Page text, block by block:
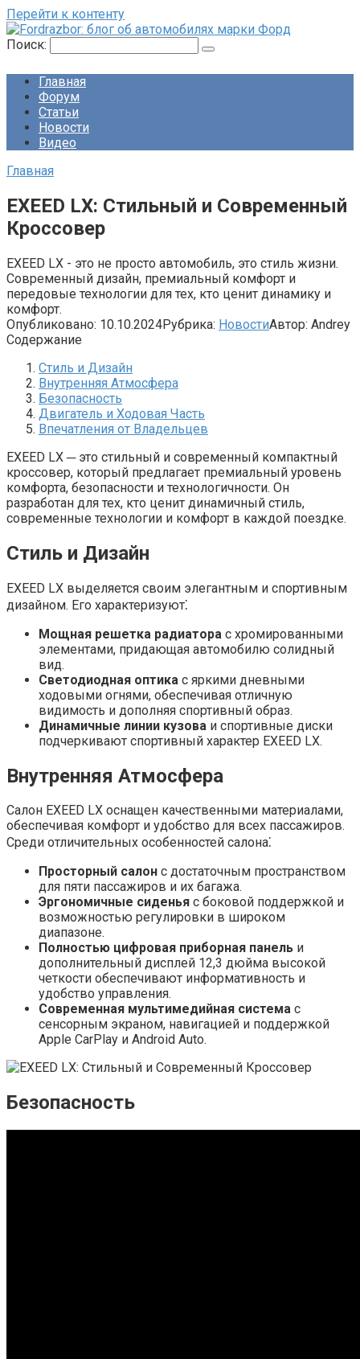
Перейти к контенту
Поиск:
Главная
Форум
Статьи
Новости
Видео
Главная
EXEED LX: Стильный и Современный
Кроссовер
EXEED LX - это не просто автомобиль, это стиль жизни.
Современный дизайн, премиальный комфорт и
передовые технологии для тех, кто ценит динамику и
комфорт.
Опубликовано: 10.10.2024Рубрика: НовостиАвтор: Andrey
Содержание
Стиль и Дизайн
Внутренняя Атмосфера
Безопасность
Двигатель и Ходовая Часть
Впечатления от Владельцев
EXEED LX ─ это стильный и современный компактный
кроссовер, который предлагает премиальный уровень
комфорта, безопасности и технологичности. Он
разработан для тех, кто ценит динамичный стиль,
современные технологии и комфорт в каждой поездке.
Стиль и Дизайн
EXEED LX выделяется своим элегантным и спортивным
дизайном. Его характеризуют⁚
Мощная решетка радиатора с хромированными
элементами, придающая автомобилю солидный
вид.
Светодиодная оптика с яркими дневными
ходовыми огнями, обеспечивая отличную
видимость и дополняя спортивный образ.
Динамичные линии кузова и спортивные диски
подчеркивают спортивный характер EXEED LX.
Внутренняя Атмосфера
Салон EXEED LX оснащен качественными материалами,
обеспечивая комфорт и удобство для всех пассажиров.
Среди отличительных особенностей салона⁚
Просторный салон с достаточным пространством
для пяти пассажиров и их багажа.
Эргономичные сиденья с боковой поддержкой и
возможностью регулировки в широком
диапазоне.
Полностью цифровая приборная панель и
дополнительный дисплей 12,3 дюйма высокой
четкости обеспечивают информативность и
удобство управления.
Современная мультимедийная система с
сенсорным экраном, навигацией и поддержкой
Apple CarPlay и Android Auto.
Безопасность